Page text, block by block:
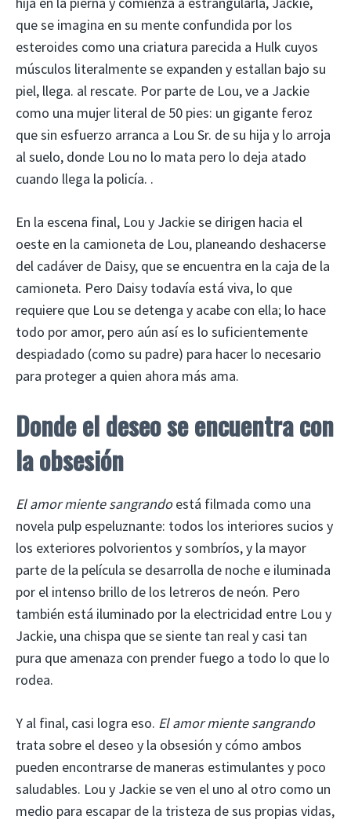
que se imagina en su mente confundida por los
esteroides como una criatura parecida a Hulk cuyos
músculos literalmente se expanden y estallan bajo su
piel, llega. al rescate. Por parte de Lou, ve a Jackie
como una mujer literal de 50 pies: un gigante feroz
que sin esfuerzo arranca a Lou Sr. de su hija y lo arroja
al suelo, donde Lou no lo mata pero lo deja atado
cuando llega la policía. .
En la escena final, Lou y Jackie se dirigen hacia el
oeste en la camioneta de Lou, planeando deshacerse
del cadáver de Daisy, que se encuentra en la caja de la
camioneta. Pero Daisy todavía está viva, lo que
requiere que Lou se detenga y acabe con ella; lo hace
todo por amor, pero aún así es lo suficientemente
despiadado (como su padre) para hacer lo necesario
para proteger a quien ahora más ama.
Donde el deseo se encuentra con
la obsesión
El amor miente sangrandoestá filmada como una
novela pulp espeluznante: todos los interiores sucios y
los exteriores polvorientos y sombríos, y la mayor
parte de la película se desarrolla de noche e iluminada
por el intenso brillo de los letreros de neón. Pero
también está iluminado por la electricidad entre Lou y
Jackie, una chispa que se siente tan real y casi tan
pura que amenaza con prender fuego a todo lo que lo
rodea.
Y al final, casi logra eso. El amor miente sangrando
trata sobre el deseo y la obsesión y cómo ambos
pueden encontrarse de maneras estimulantes y poco
saludables. Lou y Jackie se ven el uno al otro como un
medio para escapar de la tristeza de sus propias vidas,